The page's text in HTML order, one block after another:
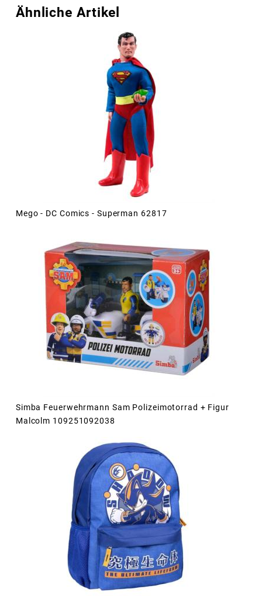
Ähnliche Artikel
Mego - DC Comics - Superman 62817
Simba Feuerwehrmann Sam Polizeimotorrad + Figur
Malcolm 109251092038